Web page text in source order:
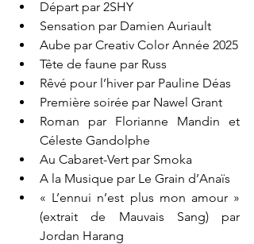
Départ par 2SHY
Sensation par Damien Auriault
Tête de faune par Russ
Rêvé pour l’hiver par Pauline Déas
Première soirée par Nawel Grant
Roman par Florianne Mandin et
Céleste Gandolphe
Au Cabaret-Vert par Smoka
A la Musique par Le Grain d’Anaïs
« L’ennui n’est plus mon amour »
(extrait de Mauvais Sang) par
Jordan Harang